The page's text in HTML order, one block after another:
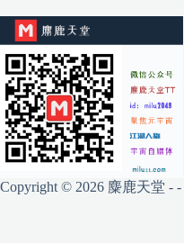
Copyright © 2026 麋鹿天堂 - -